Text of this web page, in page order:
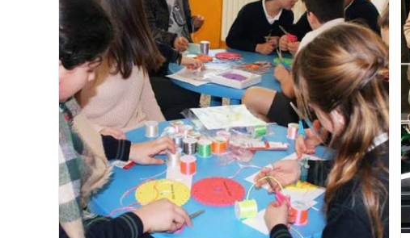
Técnica
de
Joyería
del
Atlántico
con
MISS
MUNDO
ALEMANIA
2018